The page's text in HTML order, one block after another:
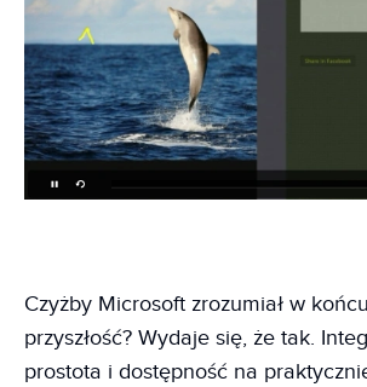
Czyżby Microsoft zrozumiał w
przyszłość? Wydaje się, że tak.
prostota i dostępność na